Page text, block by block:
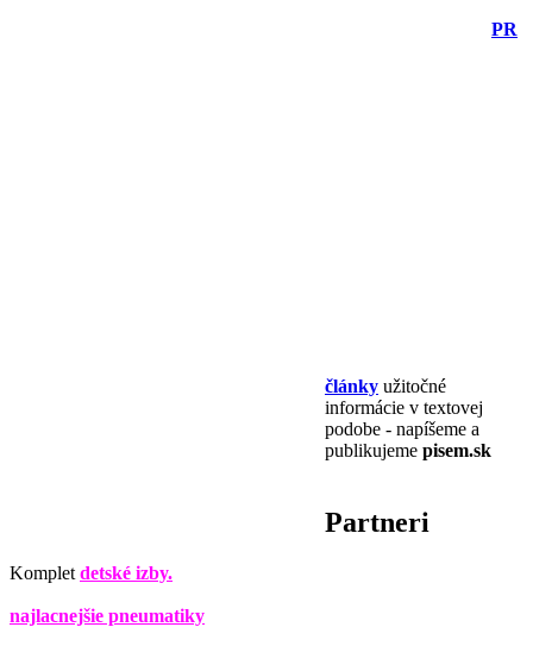
PR
články užitočné
informácie v textovej
podobe - napíšeme a
publikujeme pisem.sk
Partneri
Komplet detské izby.
najlacnejšie pneumatiky